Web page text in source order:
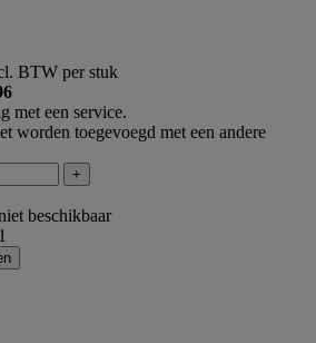
BTW per stuk
met een service.
worden toegevoegd met een andere
+
beschikbaar